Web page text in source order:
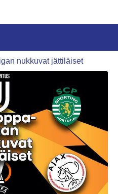
nukkuvat jättiläiset